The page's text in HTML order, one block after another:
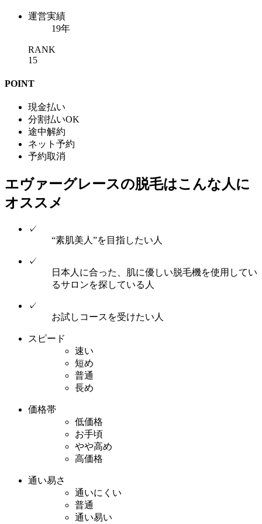
運営実績
19年
RANK
15
POINT
現金払い
分割払いOK
途中解約
ネット予約
予約取消
エヴァーグレースの脱毛はこんな人に
オススメ
✓
“素肌美人”を目指したい人
✓
日本人に合った、肌に優しい脱毛機を使用してい
るサロンを探している人
✓
お試しコースを受けたい人
スピード
速い
短め
普通
長め
価格帯
低価格
お手頃
やや高め
高価格
通い易さ
通いにくい
普通
通い易い